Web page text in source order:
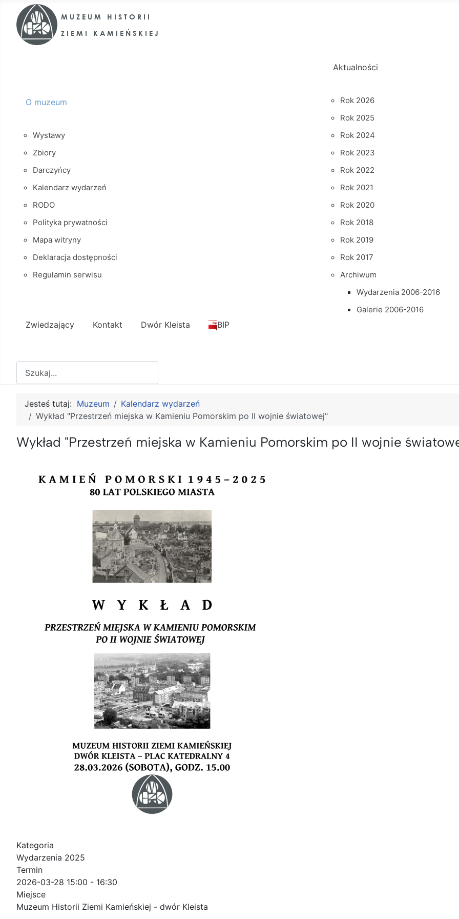
O muzeum
Wystawy
Zbiory
Darczyńcy
Kalendarz wydarzeń
RODO
Polityka prywatności
Mapa witryny
Deklaracja dostępności
Regulamin serwisu
Aktualności
Rok 2026
Rok 2025
Rok 2024
Rok 2023
Rok 2022
Rok 2021
Rok 2020
Rok 2018
Rok 2019
Rok 2017
Archiwum
Wydarzenia 2006-2016
Galerie 2006-2016
Zwiedzający Kontakt Dwór Kleista BIP
Jesteś tutaj: Muzeum
Kalendarz wydarzeń
Wykład "Przestrzeń miejska w Kamieniu Pomorskim po II wojnie światowej"
Wykład "Przestrzeń miejska w Kamieniu Pomorskim po II wojnie
Kategoria
Wydarzenia 2025
Termin
2026-03-28 15:00 - 16:30
Miejsce
Muzeum Historii Ziemi Kamieńskiej - dwór Kleista